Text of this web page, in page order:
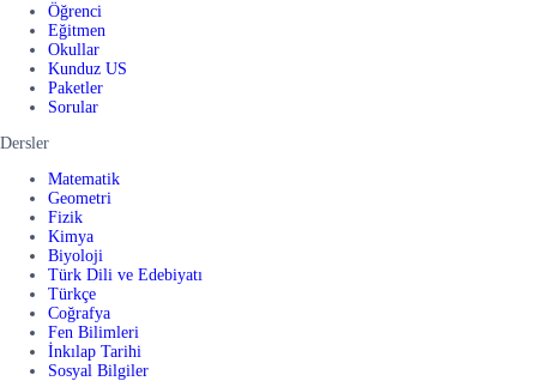
Öğrenci
Eğitmen
Okullar
Kunduz US
Paketler
Sorular
Dersler
Matematik
Geometri
Fizik
Kimya
Biyoloji
Türk Dili ve Edebiyatı
Türkçe
Coğrafya
Fen Bilimleri
İnkılap Tarihi
Sosyal Bilgiler